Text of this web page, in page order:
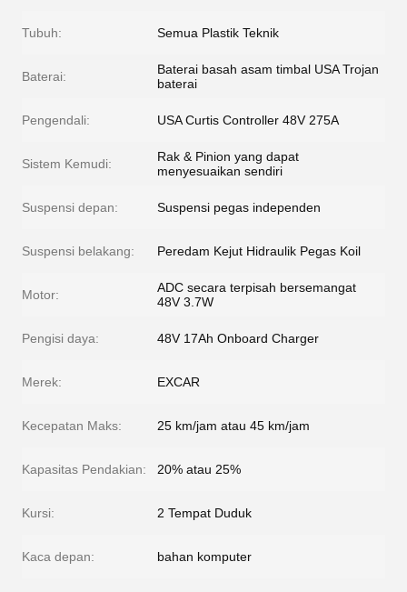
Tubuh: Semua Plastik Teknik
Baterai:
Baterai basah asam timbal USA Trojan
baterai
Pengendali: USA Curtis Controller 48V 275A
Sistem Kemudi:
Rak & Pinion yang dapat
menyesuaikan sendiri
Suspensi depan: Suspensi pegas independen
Suspensi belakang: Peredam Kejut Hidraulik Pegas Koil
Motor:
ADC secara terpisah bersemangat
48V 3.7W
Pengisi daya: 48V 17Ah Onboard Charger
Merek: EXCAR
Kecepatan Maks: 25 km/jam atau 45 km/jam
Kapasitas Pendakian: 20% atau 25%
Kursi: 2 Tempat Duduk
Kaca depan: bahan komputer